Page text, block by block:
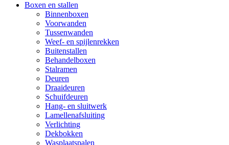
Boxen en stallen
Binnenboxen
Voorwanden
Tussenwanden
Weef- en spijlenrekken
Buitenstallen
Behandelboxen
Stalramen
Deuren
Draaideuren
Schuifdeuren
Hang- en sluitwerk
Lamellenafsluiting
Verlichting
Dekbokken
Wasplaatspalen